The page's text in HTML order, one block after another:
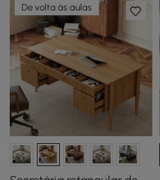
De volta às aulas